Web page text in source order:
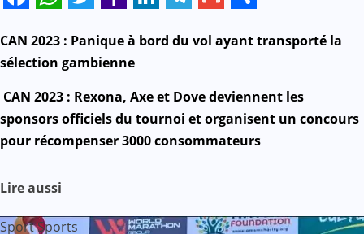
Mail
N
v
i
g
a
CAN 2023 : Panique à bord du vol ayant transporté la
sélection gambienne
CAN 2023 : Rexona, Axe et Dove deviennent les
sponsors officiels du tournoi et organisent un concours
pour récompenser 3000 consommateurs
Lire aussi
SportSports